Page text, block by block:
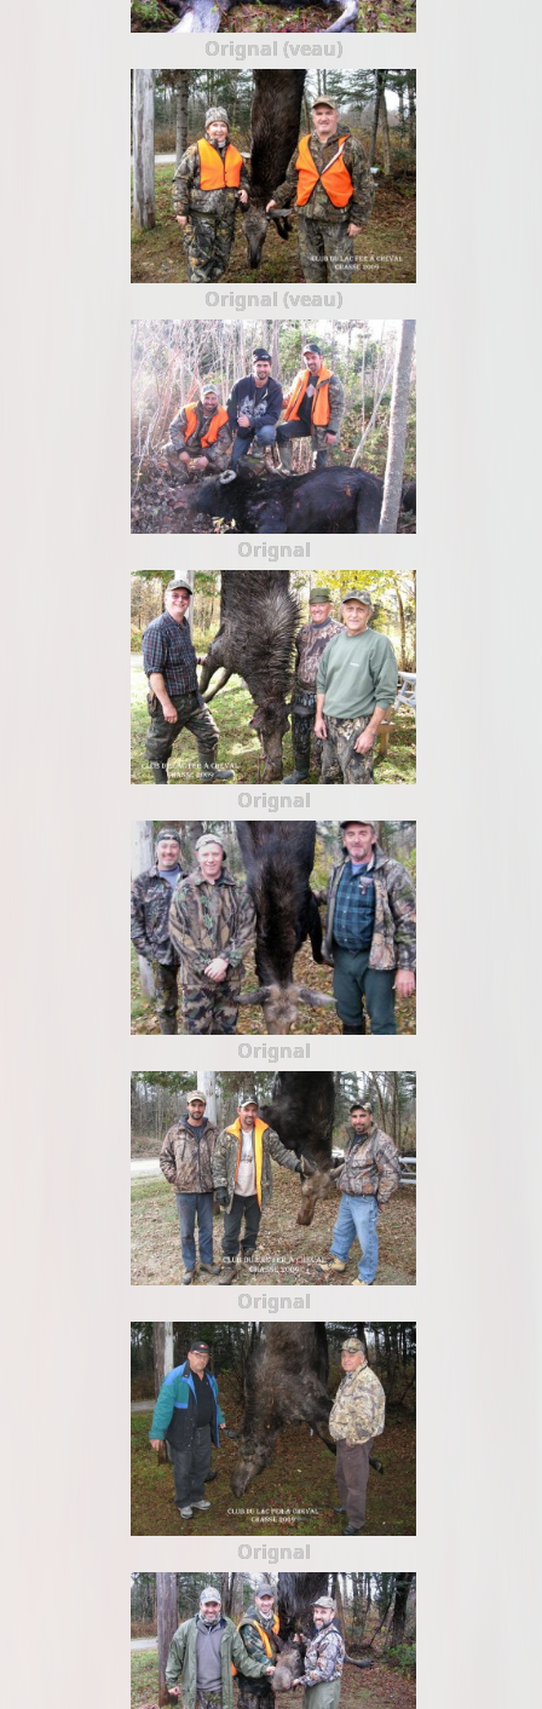
Orignal (veau)
Orignal (veau)
Orignal
Orignal
Orignal
Orignal
Orignal